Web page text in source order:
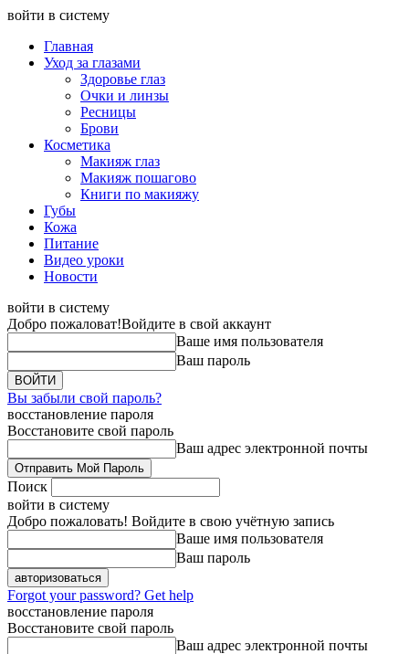
войти в систему
Главная
Уход за глазами
Здоровье глаз
Очки и линзы
Ресницы
Брови
Косметика
Макияж глаз
Макияж пошагово
Книги по макияжу
Губы
Кожа
Питание
Видео уроки
Новости
войти в систему
Добро пожаловат!Войдите в свой аккаунт
Ваше имя пользователя
Ваш пароль
Вы забыли свой пароль?
восстановление пароля
Восстановите свой пароль
Ваш адрес электронной почты
Поиск
войти в систему
Добро пожаловать! Войдите в свою учётную запись
Ваше имя пользователя
Ваш пароль
Forgot your password? Get help
восстановление пароля
Восстановите свой пароль
Ваш адрес электронной почты